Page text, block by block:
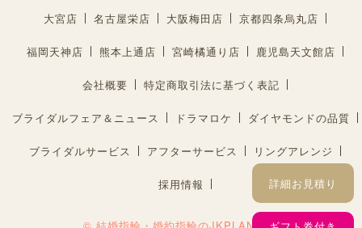
詳細お見積り
大宮店 名古屋栄店 大阪梅田店 京都四条烏丸店
福岡天神店 熊本上通店 宮崎橘通り店 鹿児島天文館店
会社概要 特定商取引法に基づく表記
ブライダルフェア＆ニュース ドラマロケ ダイヤモンドの品質
ブライダルサービス アフターサービス リングアレンジ
採用情報
© 結婚指輪・婚約指輪のJKPLANET®︎